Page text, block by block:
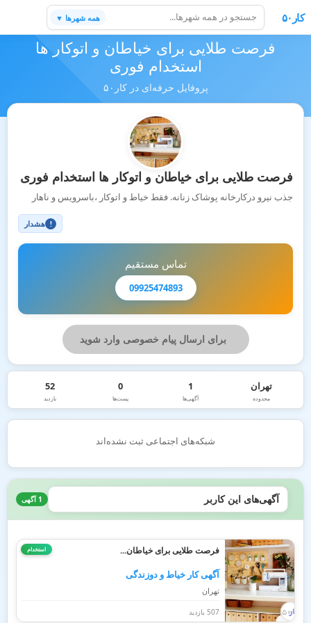
کار۵۰ همه شهرها ▼
فرصت طلایی برای خیاطان و اتوکار ها
استخدام فوری
پروفایل حرفه‌ای در کار۵۰
فرصت طلایی برای خیاطان و اتوکار ها استخدام فوری
جذب نیرو درکارخانه پوشاک زنانه. فقط خیاط و اتوکار ،باسرویس و ناهار
! هشدار
تماس مستقیم
09925474893
برای ارسال پیام خصوصی وارد شوید
تهران
محدوده
1
آگهی‌ها
0
پست‌ها
52
بازدید
شبکه‌های اجتماعی ثبت نشده‌اند
آگهی‌های این کاربر 1 آگهی
استخدام فرصت طلایی برای خیاطان...
آگهی کار خیاط و دوزندگی
تهران
507 بازدید